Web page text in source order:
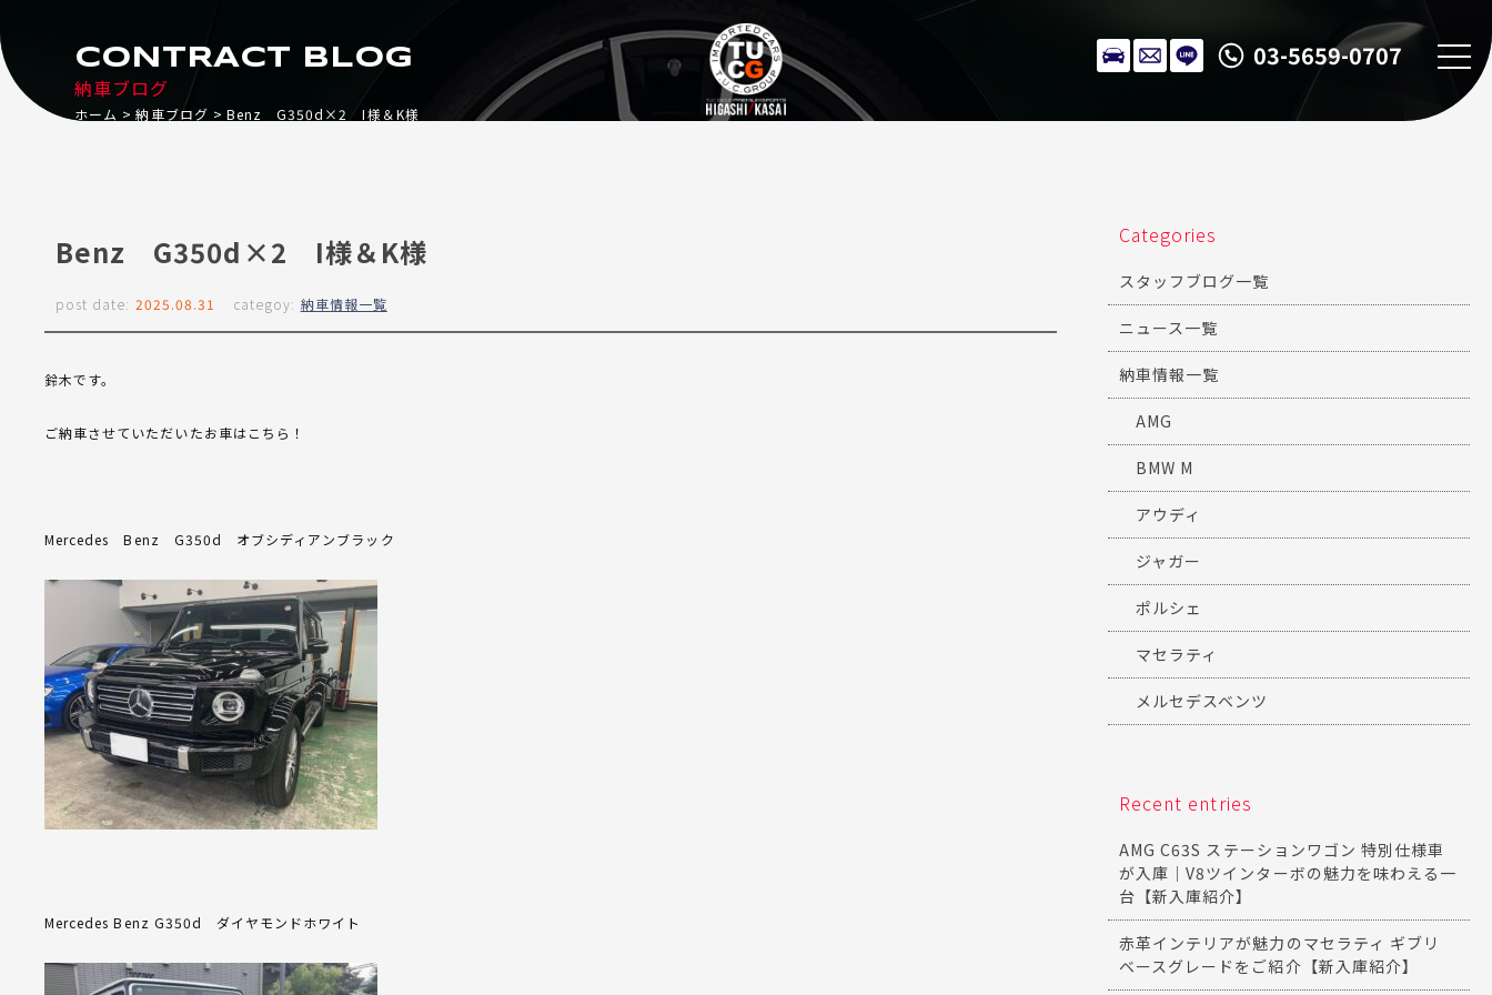
03-5659-0707
納車ブログ
CONTRACT BLOG
ホーム 納車ブログ Benz G350d×2 I様＆K様
Benz G350d×2 I様＆K様
post date: 2025.08.31 categoy: 納車情報一覧
鈴木です。
ご納車させていただいたお車はこちら！
Mercedes Benz G350d オブシディアンブラック
Mercedes Benz G350d ダイヤモンドホワイト
Categories
スタッフブログ一覧
ニュース一覧
納車情報一覧
AMG
BMW M
アウディ
ジャガー
ポルシェ
マセラティ
メルセデスベンツ
Recent entries
AMG C63S ステーションワゴン 特別仕様車
が入庫｜V8ツインターボの魅力を味わえる一
台【新入庫紹介】
赤革インテリアが魅力のマセラティ ギブリ
ベースグレードをご紹介【新入庫紹介】